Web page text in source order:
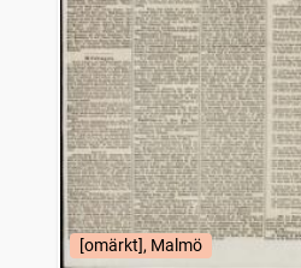
[omärkt], Malmö